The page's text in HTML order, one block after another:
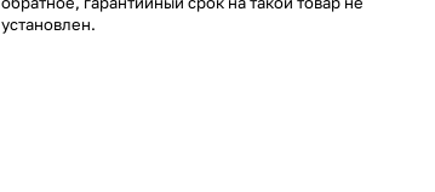
установлен.